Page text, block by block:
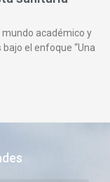
académico y
el enfoque “Una